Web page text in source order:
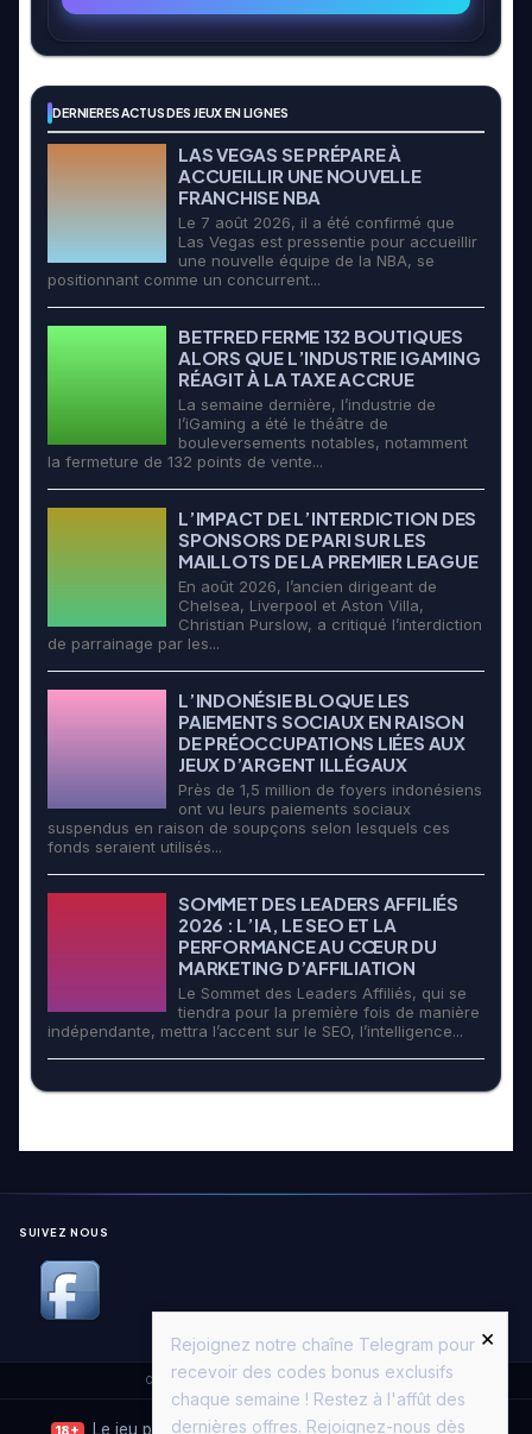
DERNIERES ACTUS DES JEUX EN LIGNES
LAS VEGAS SE PRÉPARE À
ACCUEILLIR UNE NOUVELLE
FRANCHISE NBA
Le 7 août 2026, il a été confirmé que
Las Vegas est pressentie pour accueillir
une nouvelle équipe de la NBA, se
positionnant comme un concurrent...
BETFRED FERME 132 BOUTIQUES
ALORS QUE L’INDUSTRIE IGAMING
RÉAGIT À LA TAXE ACCRUE
La semaine dernière, l’industrie de
l’iGaming a été le théâtre de
bouleversements notables, notamment
la fermeture de 132 points de vente...
L’IMPACT DE L’INTERDICTION DES
SPONSORS DE PARI SUR LES
MAILLOTS DE LA PREMIER LEAGUE
En août 2026, l’ancien dirigeant de
Chelsea, Liverpool et Aston Villa,
Christian Purslow, a critiqué l’interdiction
de parrainage par les...
L’INDONÉSIE BLOQUE LES
PAIEMENTS SOCIAUX EN RAISON
DE PRÉOCCUPATIONS LIÉES AUX
JEUX D’ARGENT ILLÉGAUX
Près de 1,5 million de foyers indonésiens
ont vu leurs paiements sociaux
suspendus en raison de soupçons selon lesquels ces
fonds seraient utilisés...
SOMMET DES LEADERS AFFILIÉS
2026 : L’IA, LE SEO ET LA
PERFORMANCE AU CŒUR DU
MARKETING D’AFFILIATION
Le Sommet des Leaders Affiliés, qui se
tiendra pour la première fois de manière
indépendante, mettra l’accent sur le SEO, l’intelligence...
SUIVEZ NOUS
Copyright © 2026. All Rights Reserved. Casino Moon
Rejoignez notre chaîne Telegram pour
recevoir des codes bonus exclusifs
chaque semaine ! Restez à l'affût des
dernières offres. Rejoignez-nous dès
×
18+ Le jeu peut entraîner une dépendance. Jouez avec